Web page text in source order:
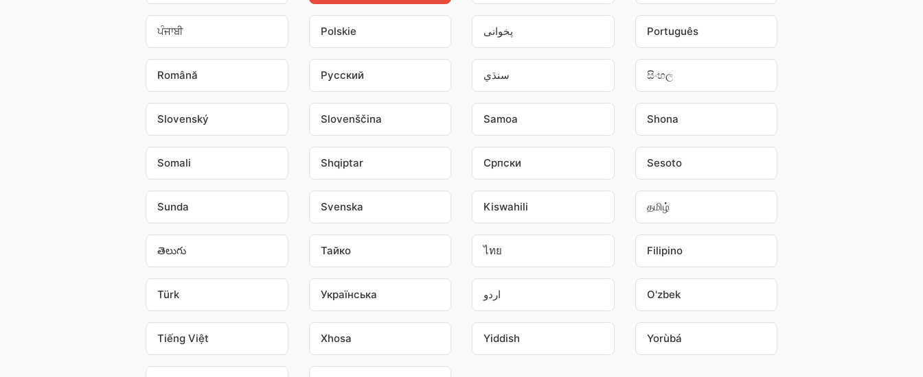
ਪੰਜਾਬੀ Polskie پخوانی Português
Română Pусский سنڌي සිංහල
Slovenský Slovenščina Samoa Shona
Somali Shqiptar Српски Sesoto
Sunda Svenska Kiswahili தமிழ்
తెలుగు Тайко ไทย Filipino
Türk Українська اردو O'zbek
Tiếng Việt Xhosa Yiddish Yorùbá